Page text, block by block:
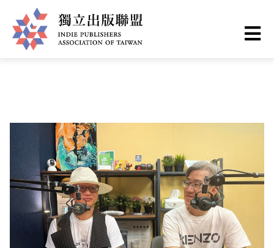
至
主
版
聯
盟
您
首頁 ❯ 出版現場